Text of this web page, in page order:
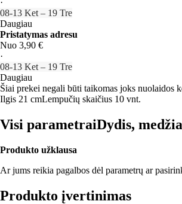
08‑13 Ket – 19 Tre
Daugiau
Pristatymas adresu
Nuo 3,90 €
·
08‑13 Ket – 19 Tre
Daugiau
Šiai prekei negali būti taikomas joks nuolaidos
Ilgis 21 cmLempučių skaičius 10 vnt.
Visi parametraiDydis,
Produkto užklausa
Ar jums reikia pagalbos dėl parametrų ar
Produkto įvertinimas